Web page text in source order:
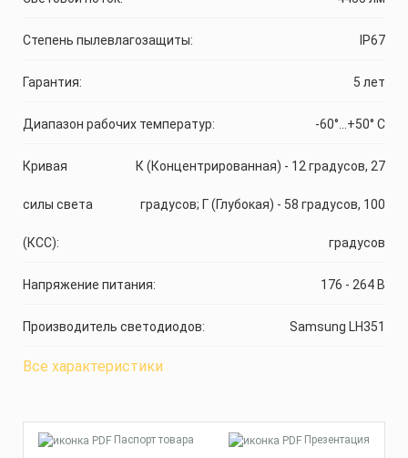
Степень пылевлагозащиты: IP67
Гарантия: 5 лет
Диапазон рабочих температур: -60°...+50° C
Кривая
силы света
(КСС):
К (Концентрированная) - 12 градусов, 27
градусов; Г (Глубокая) - 58 градусов, 100
градусов
Напряжение питания: 176 - 264 В
Производитель светодиодов: Samsung LH351
Все характеристики
Паспорт товара Презентация